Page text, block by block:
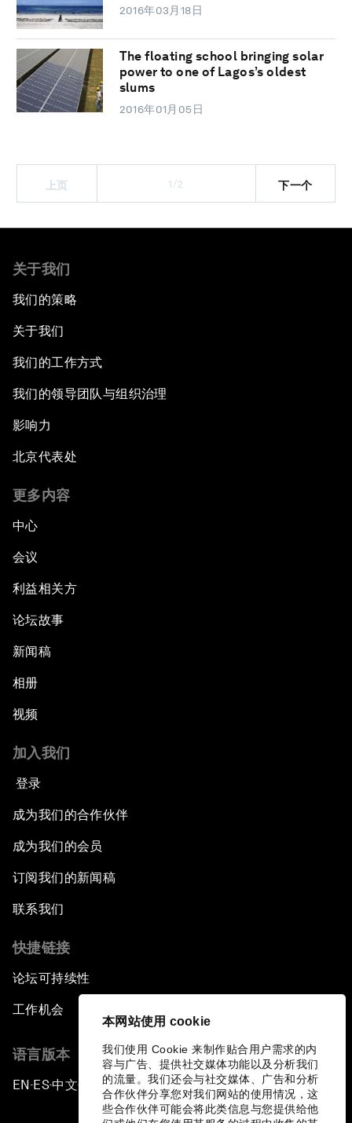
本网站使用 cookie
我们使用 Cookie 来制作贴合用户需求的内
容与广告、提供社交媒体功能以及分析我们
的流量。我们还会与社交媒体、广告和分析
合作伙伴分享您对我们网站的使用情况，这
些合作伙伴可能会将此类信息与您提供给他
2016年03月18日
The floating school bringing solar
power to one of Lagos’s oldest
slums
2016年01月05日
上页 1/2 下一个
关于我们
我们的策略
关于我们
我们的工作方式
我们的领导团队与组织治理
影响力
北京代表处
更多内容
中心
会议
利益相关方
论坛故事
新闻稿
相册
视频
加入我们
登录
成为我们的合作伙伴
成为我们的会员
订阅我们的新闻稿
联系我们
快捷链接
论坛可持续性
工作机会
语言版本
EN ▪ES▪中文▪ 日本語